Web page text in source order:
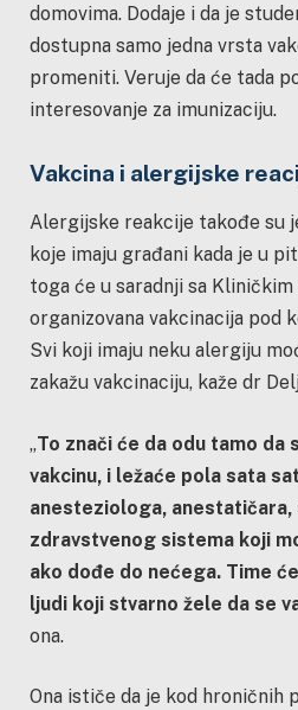
domovima. Dodaje i da je
dostupna samo jedna vrsta
promeniti. Veruje da će tada
interesovanje za imunizaciju.
Vakcina i alergijske
Alergijske reakcije takođe su
koje imaju građani kada je u
toga će u saradnji sa
organizovana vakcinacija pod
Svi koji imaju neku alergiju
zakažu vakcinaciju, kaže dr
„To znači će da odu tamo da
vakcinu, i ležaće pola sata
anesteziologa, anestatičara,
zdravstvenog sistema koji
ako dođe do nećega. Time
ljudi koji stvarno žele da se
ona.
Ona ističe da je kod hroničnih